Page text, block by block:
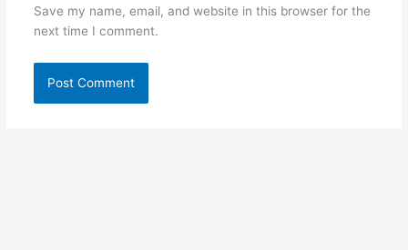
Save my name, email, and website in this browser for the
next time I comment.